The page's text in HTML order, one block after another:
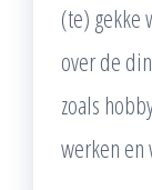
(te) gekke
over de
zoals
werken en